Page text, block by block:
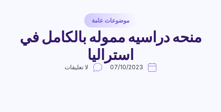
موضوعات عامة
منحه دراسيه مموله بالكامل في
استراليا
07/10/2023 لا تعليقات